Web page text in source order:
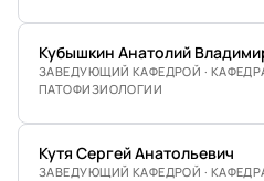
Кубышкин Анатолий
ЗАВЕДУЮЩИЙ КАФЕДРОЙ ·
ПАТОФИЗИОЛОГИИ
Кутя Сергей Анатольевич
ЗАВЕДУЮЩИЙ КАФЕДРОЙ ·